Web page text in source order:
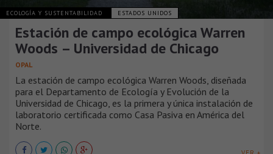
ECOLOGÍA Y SUSTENTABILIDAD ESTADOS UNIDOS
Estación de campo ecológica Warren
Woods – Universidad de Chicago
OPAL
La estación de campo ecológica Warren Woods, diseñada
para el Departamento de Ecología y Evolución de la
Universidad de Chicago, es la primera y única instalación de
laboratorio certificada como Casa Pasiva en América del
Norte.